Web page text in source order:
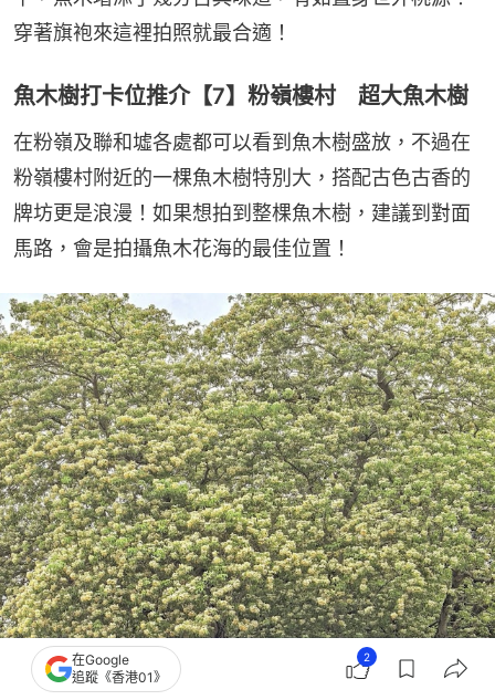
穿著旗袍來這裡拍照就最合適！
魚木樹打卡位推介【7】粉嶺樓村 超大魚木樹
在粉嶺及聯和墟各處都可以看到魚木樹盛放，不過在
粉嶺樓村附近的一棵魚木樹特別大，搭配古色古香的
牌坊更是浪漫！如果想拍到整棵魚木樹，建議到對面
馬路，會是拍攝魚木花海的最佳位置！
在Google
追蹤《香港01》
2